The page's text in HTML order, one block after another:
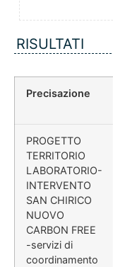
RISULTATI
Precisazione
PROGETTO
TERRITORIO
LABORATORIO-
INTERVENTO
SAN CHIRICO
NUOVO
CARBON FREE
-servizi di
coordinamento